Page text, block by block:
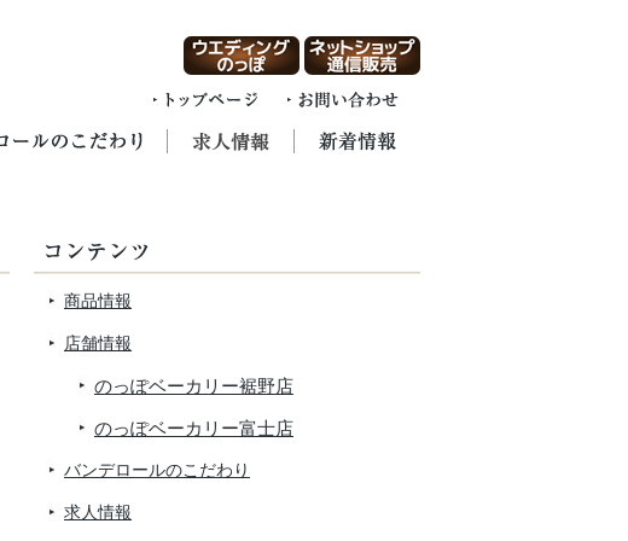
商品情報
店舗情報
のっぽベーカリー裾野店
のっぽベーカリー富士店
バンデロールのこだわり
求人情報